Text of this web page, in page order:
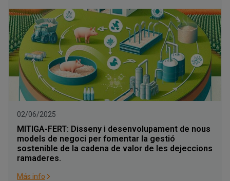
02/06/2025
MITIGA-FERT: Disseny i desenvolupament de nous
models de negoci per fomentar la gestió
sostenible de la cadena de valor de les dejeccions
ramaderes.
Más info